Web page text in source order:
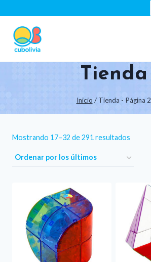
contenido
Tienda
Inicio / Tienda - Página 2
Mostrando 17–32 de 291 resultados
los